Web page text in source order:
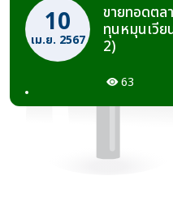
10
เม.ย. 2567
ขายทอดตล
ทุนหมุนเวีย
2)
63